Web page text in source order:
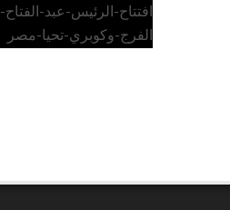
افتتاح-الرئيس-عبد-
الفرج-وكوبري-تحيا-مصر